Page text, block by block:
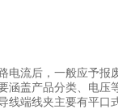
流后，一般应予报
涵盖产品分类、电
端线夹主要有平口